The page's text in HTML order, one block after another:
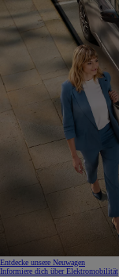
Entdecke unsere Neuwagen
Informiere dich über Elektromobilität